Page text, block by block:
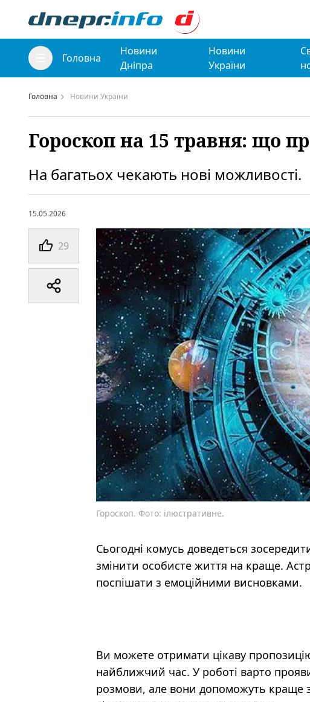
Головна
Новини
Дніпра
Новини
України
Головна Новини України
Гороскоп на 15 травня: що
На багатьох чекають нові можливості.
15.05.2026
29
Гороскоп. Фото: ілюстративне.
Сьогодні комусь доведеться
змінити особисте життя на краще.
поспішати з емоційними висновками.
Ви можете отримати цікаву
найближчий час. У роботі варто
розмови, але вони допоможуть краще